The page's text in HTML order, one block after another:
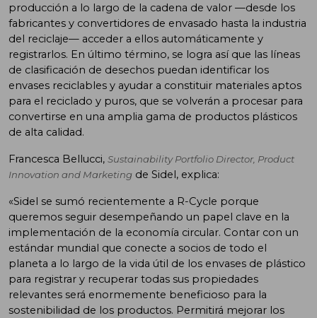
producción a lo largo de la cadena de valor —desde los
fabricantes y convertidores de envasado hasta la industria
del reciclaje— acceder a ellos automáticamente y
registrarlos. En último término, se logra así que las líneas
de clasificación de desechos puedan identificar los
envases reciclables y ayudar a constituir materiales aptos
para el reciclado y puros, que se volverán a procesar para
convertirse en una amplia gama de productos plásticos
de alta calidad.
Francesca Bellucci, Sustainability Portfolio Director, Product
Innovation and Marketing de Sidel, explica:
«Sidel se sumó recientemente a R-Cycle porque
queremos seguir desempeñando un papel clave en la
implementación de la economía circular. Contar con un
estándar mundial que conecte a socios de todo el
planeta a lo largo de la vida útil de los envases de plástico
para registrar y recuperar todas sus propiedades
relevantes será enormemente beneficioso para la
sostenibilidad de los productos. Permitirá mejorar los